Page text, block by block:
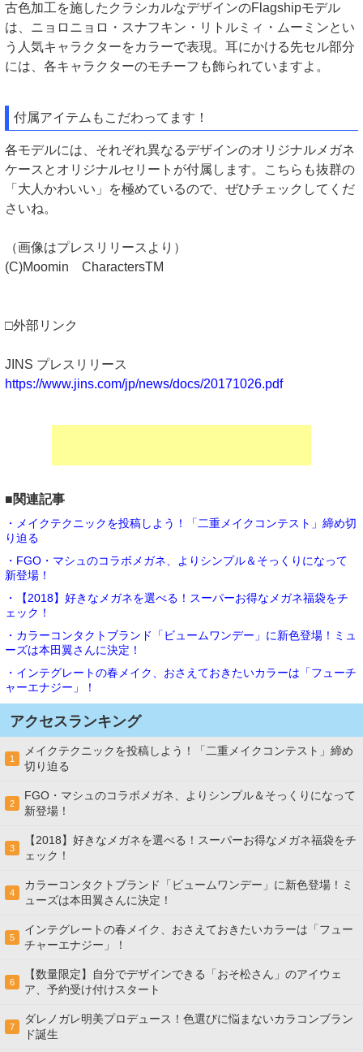
古色加工を施したクラシカルなデザインのFlagshipモデル
は、ニョロニョロ・スナフキン・リトルミィ・ムーミンとい
う人気キャラクターをカラーで表現。耳にかける先セル部分
には、各キャラクターのモチーフも飾られていますよ。
付属アイテムもこだわってます！
各モデルには、それぞれ異なるデザインのオリジナルメガネ
ケースとオリジナルセリートが付属します。こちらも抜群の
「大人かわいい」を極めているので、ぜひチェックしてくだ
さいね。
（画像はプレスリリースより）
(C)Moomin CharactersTM
□外部リンク
JINS プレスリリース
https://www.jins.com/jp/news/docs/20171026.pdf
■関連記事
・メイクテクニックを投稿しよう！「二重メイクコンテスト」締め切
り迫る
・FGO・マシュのコラボメガネ、よりシンプル＆そっくりになって
新登場！
・【2018】好きなメガネを選べる！スーパーお得なメガネ福袋をチ
ェック！
・カラーコンタクトブランド「ビュームワンデー」に新色登場！ミュ
ーズは本田翼さんに決定！
・インテグレートの春メイク、おさえておきたいカラーは「フューチ
ャーエナジー」！
アクセスランキング
1
メイクテクニックを投稿しよう！「二重メイクコンテスト」締め
切り迫る
2
FGO・マシュのコラボメガネ、よりシンプル＆そっくりになって
新登場！
3
【2018】好きなメガネを選べる！スーパーお得なメガネ福袋をチ
ェック！
4
カラーコンタクトブランド「ビュームワンデー」に新色登場！ミ
ューズは本田翼さんに決定！
5
インテグレートの春メイク、おさえておきたいカラーは「フュー
チャーエナジー」！
6
【数量限定】自分でデザインできる「おそ松さん」のアイウェ
ア、予約受け付けスタート
7
ダレノガレ明美プロデュース！色選びに悩まないカラコンブラン
ド誕生